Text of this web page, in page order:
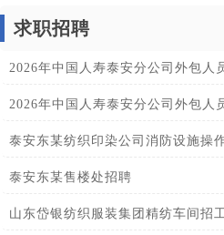
求职招聘
2026年中国人寿泰安分公司外包人
2026年中国人寿泰安分公司外包人
泰安东某纺织印染公司消防设施操
泰安东某售楼处招聘
山东岱银纺织服装集团精纺车间招